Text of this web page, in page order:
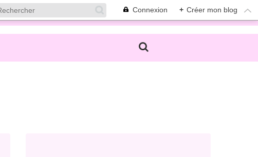
Connexion + Créer mon blog